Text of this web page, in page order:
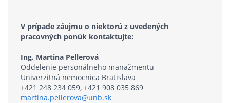
V prípade záujmu o niektorú z uvedených
pracovných ponúk kontaktujte:
Ing. Martina Pellerová
Oddelenie personálneho manažmentu
Univerzitná nemocnica Bratislava
+421 248 234 059, +421 908 035 869
martina.pellerova@unb.sk